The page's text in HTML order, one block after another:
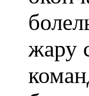
жару